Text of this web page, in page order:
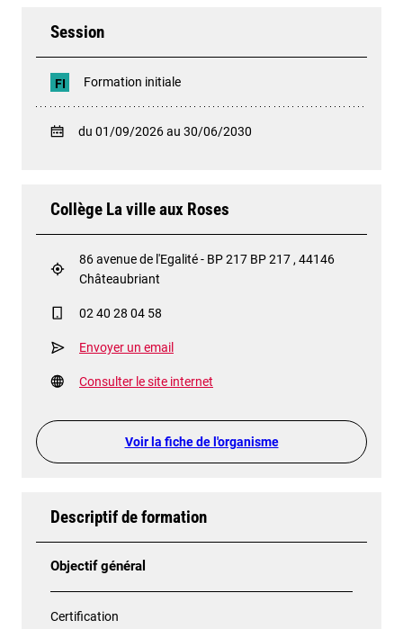
Session
FI Formation initiale
du 01/09/2026 au 30/06/2030
Collège La ville aux Roses
86 avenue de l'Egalité - BP 217 BP 217 , 44146
Châteaubriant
02 40 28 04 58
Envoyer un email
Consulter le site internet
Voir la fiche de l'organisme
Descriptif de formation
Objectif général
Certification